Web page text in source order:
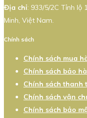
Địa chỉ: 933/5/2C Tỉnh lộ
Minh, Việt Nam.
Chính sách
Chính sách mua
Chính sách bảo
Chính sách thanh
Chính sách vận
Chính sách bảo